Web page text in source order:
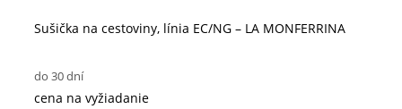
Sušička na cestoviny, línia EC/NG – LA MONFERRINA
do 30 dní
cena na vyžiadanie